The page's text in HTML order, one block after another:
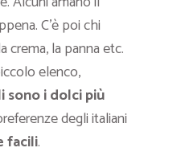
C’è poi chi
crema, la panna etc.
elenco,
sono i dolci più
degli italiani
facili.